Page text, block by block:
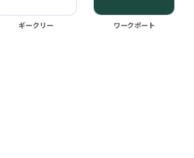
ギークリー ワークポート